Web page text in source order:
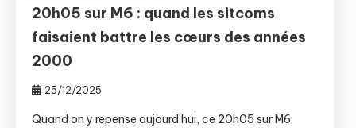
20h05 sur M6 : quand les sitcoms
faisaient battre les cœurs des années
2000
25/12/2025
Quand on y repense aujourd’hui, ce 20h05 sur M6